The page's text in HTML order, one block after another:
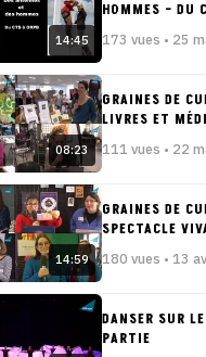
14:45
HOMMES – DU
173 vues • 25
08:23
GRAINES DE
LIVRES ET
111 vues • 22
14:59
GRAINES DE
SPECTACLE
180 vues • 13
DANSER SUR
PARTIE